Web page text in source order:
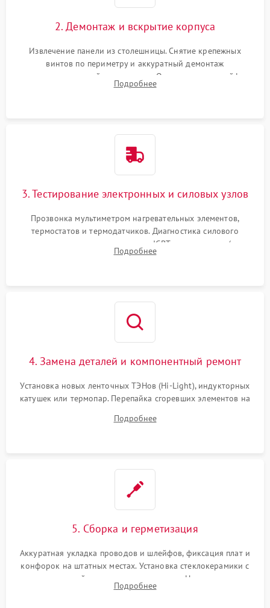
2. Демонтаж и вскрытие корпуса
Извлечение панели из столешницы. Снятие крепежных
винтов по периметру и аккуратный демонтаж
стеклокерамической поверхности. Отсоединение шлейфов
сенсорного блока для доступа к силовым платам, катушкам
Подробнее
3. Тестирование электронных и силовых узлов
Прозвонка мультиметром нагревательных элементов,
термостатов и термодатчиков. Диагностика силового
модуля, реле, диодных мостов и IGBT-транзисторов (для
индукции). Проверка кранов и газ-контроля (для газовых
Подробнее
4. Замена деталей и компонентный ремонт
Установка новых ленточных ТЭНов (Hi-Light), индукторных
катушек или термопар. Перепайка сгоревших элементов на
дорожек. Очистка контактов и замена поврежденной
Подробнее
5. Сборка и герметизация
Аккуратная укладка проводов и шлейфов, фиксация плат и
конфорок на штатных местах. Установка стеклокерамики с
проверкой равномерности зазоров. Нанесение
термостойкого герметика или укладка уплотнительной
Подробнее